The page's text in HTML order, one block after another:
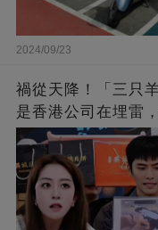
2024/09/23
禍從天降！「三只
是香港公司在埋雷